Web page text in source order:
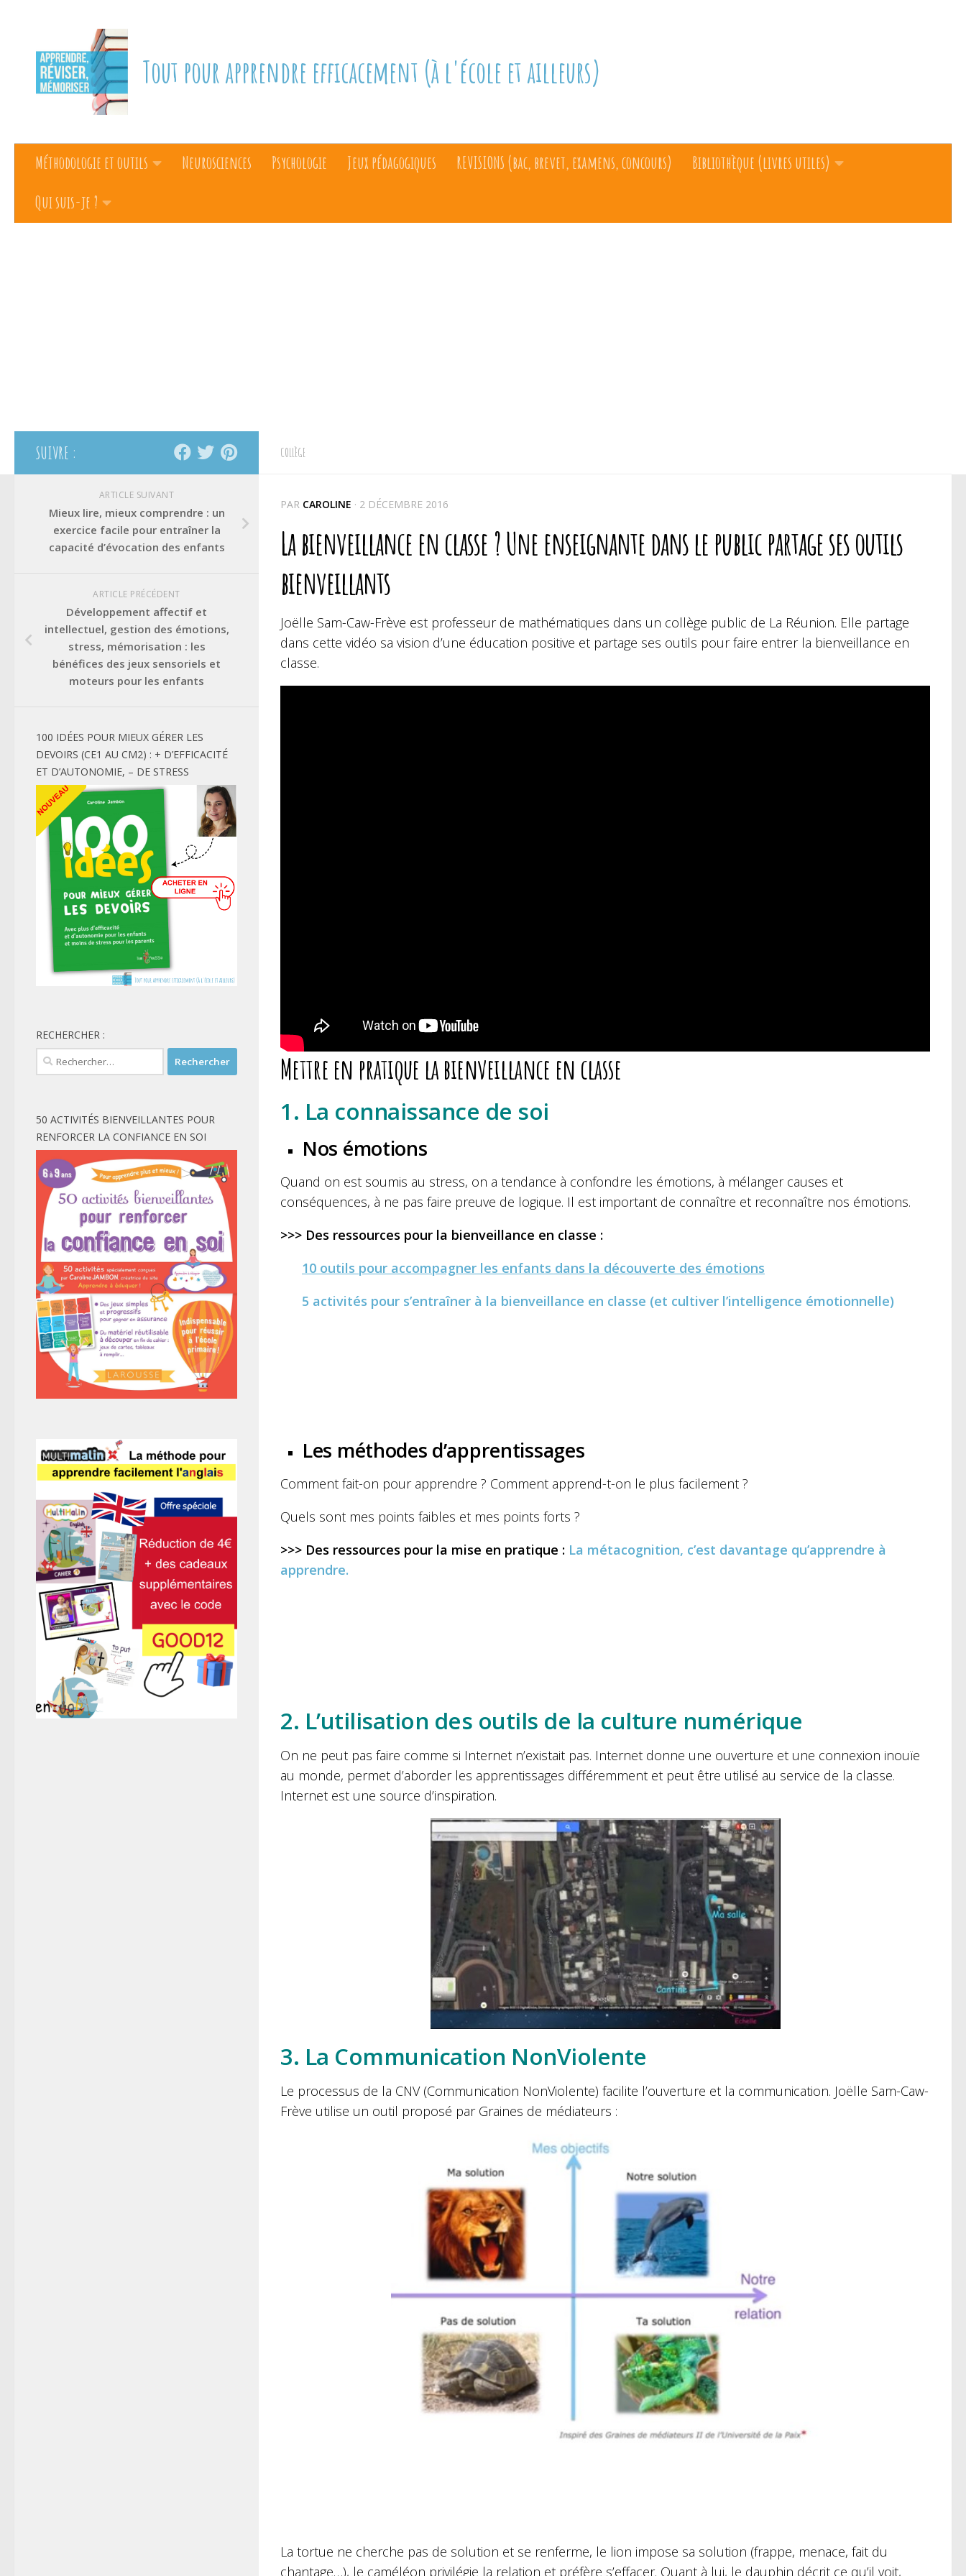
Tout pour apprendre efficacement (à l'école et ailleurs)
Méthodologie et outils Neurosciences Psychologie Jeux pédagogiques REVISIONS (bac, brevet, examens, concours)
Bibliothèque (livres utiles)
Qui suis-je ?
COLLÈGE
PAR CAROLINE · 2 DÉCEMBRE 2016
La bienveillance en classe ? Une enseignante dans le public partage ses outils
bienveillants
Joëlle Sam-Caw-Frève est professeur de mathématiques dans un collège public de La Réunion. Elle partage
dans cette vidéo sa vision d’une éducation positive et partage ses outils pour faire entrer la bienveillance en
classe.
Mettre en pratique la bienveillance en classe
1. La connaissance de soi
Nos émotions
Quand on est soumis au stress, on a tendance à confondre les émotions, à mélanger causes et
conséquences, à ne pas faire preuve de logique. Il est important de connaître et reconnaître nos émotions.
>>> Des ressources pour la bienveillance en classe :
10 outils pour accompagner les enfants dans la découverte des émotions
5 activités pour s’entraîner à la bienveillance en classe (et cultiver l’intelligence émotionnelle)
Les méthodes d’apprentissages
Comment fait-on pour apprendre ? Comment apprend-t-on le plus facilement ?
Quels sont mes points faibles et mes points forts ?
>>> Des ressources pour la mise en pratique : La métacognition, c’est davantage qu’apprendre à
apprendre.
2. L’utilisation des outils de la culture numérique
On ne peut pas faire comme si Internet n’existait pas. Internet donne une ouverture et une connexion inouïe
au monde, permet d’aborder les apprentissages différemment et peut être utilisé au service de la classe.
Internet est une source d’inspiration.
3. La Communication NonViolente
Le processus de la CNV (Communication NonViolente) facilite l’ouverture et la communication. Joëlle Sam-Caw-
Frève utilise un outil proposé par Graines de médiateurs :
La tortue ne cherche pas de solution et se renferme, le lion impose sa solution (frappe, menace, fait du
chantage…), le caméléon privilégie la relation et préfère s’effacer. Quant à lui, le dauphin décrit ce qu’il voit,
SUIVRE :
ARTICLE SUIVANT
Mieux lire, mieux comprendre : un
exercice facile pour entraîner la
capacité d’évocation des enfants
ARTICLE PRÉCÉDENT
Développement affectif et
intellectuel, gestion des émotions,
stress, mémorisation : les
bénéfices des jeux sensoriels et
moteurs pour les enfants
100 IDÉES POUR MIEUX GÉRER LES
DEVOIRS (CE1 AU CM2) : + D’EFFICACITÉ
ET D’AUTONOMIE, – DE STRESS
RECHERCHER :
Rechercher :
50 ACTIVITÉS BIENVEILLANTES POUR
RENFORCER LA CONFIANCE EN SOI